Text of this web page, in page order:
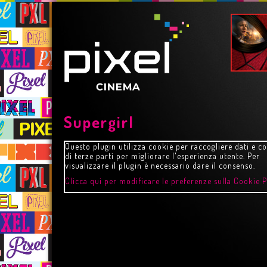
Supergirl
Questo plugin utilizza cookie per raccogliere dati e
di terze parti per migliorare l'esperienza utente. Per
visualizzare il plugin è necessario dare il consenso.
Clicca qui per modificare le preferenze sulla Cookie